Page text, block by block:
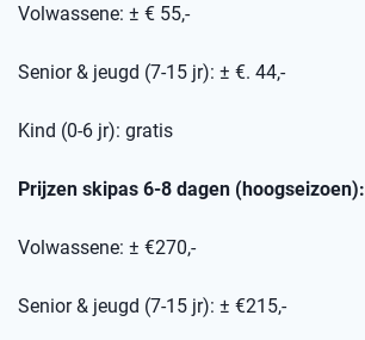
Volwassene: ± € 55,-
Senior & jeugd (7-15 jr): ± €. 44,-
Kind (0-6 jr): gratis
Prijzen skipas 6-8 dagen (hoogseizoen):
Volwassene: ± €270,-
Senior & jeugd (7-15 jr): ± €215,-